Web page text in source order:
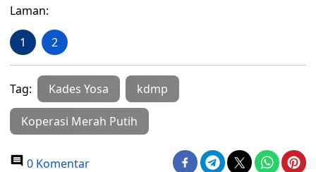
Laman:
1 2
Tag: Kades Yosa kdmp
Koperasi Merah Putih
0 Komentar